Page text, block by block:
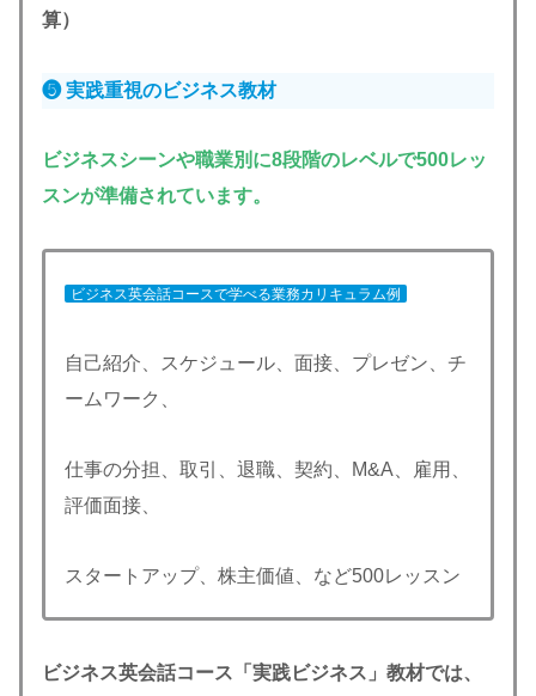
算）
❺ 実践重視のビジネス教材
ビジネスシーンや職業別に8段階のレベルで500レッ
スンが準備されています。
ビジネス英会話コースで学べる業務カリキュラム例
自己紹介、スケジュール、面接、プレゼン、チ
ームワーク、
仕事の分担、取引、退職、契約、M&A、雇用、
評価面接、
スタートアップ、株主価値、など500レッスン
ビジネス英会話コース「実践ビジネス」教材では、